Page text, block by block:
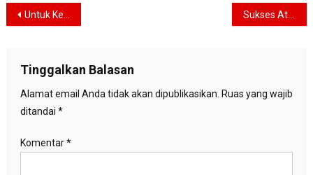
Navigasi
Untuk Kebaikan Semuanya, HNW Dukung Legislative Review Menyeluruh terhadap UU Cipta Kerja Sukses Atasi Covid-19, Ini Lima Saran Partai Gelora kepada Pemerintah
Tinggalkan Balasan
Alamat email Anda tidak akan dipublikasikan. Ruas yang wajib
ditandai *
Komentar*